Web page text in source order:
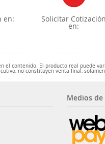
en: Solicitar Cotización
en:
el contenido. El producto real puede
no constituyen venta final,
Medios de